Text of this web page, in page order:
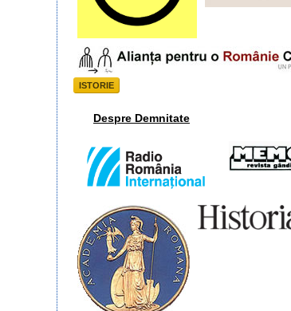
ISTORIE
Despre Demnitate